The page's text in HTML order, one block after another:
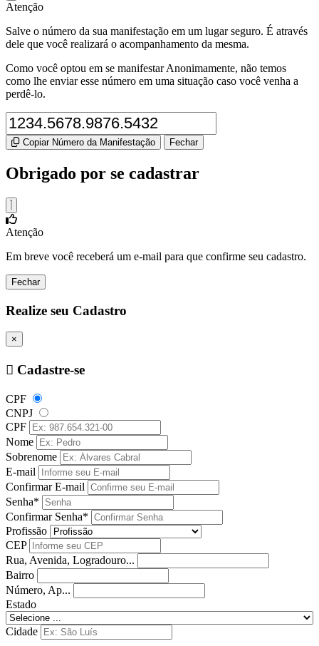
Atenção
Salve o número da sua manifestação em um lugar seguro. É através
dele que você realizará o acompanhamento da mesma.
Como você optou em se manifestar Anonimamente, não temos
como lhe enviar esse número em uma situação caso você venha a
perdê-lo.
Copiar Número da Manifestação Fechar
Obrigado por se cadastrar
Atenção
Em breve você receberá um e-mail para que confirme seu cadastro.
Fechar
Realize seu Cadastro
×
Cadastre-se
CPF
CNPJ
CPF
Nome
Sobrenome
E-mail
Confirmar E-mail
Senha*
Confirmar Senha*
Profissão
CEP
Rua, Avenida, Logradouro...
Bairro
Número, Ap...
Estado
Cidade